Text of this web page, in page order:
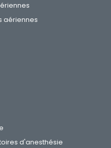
aériennes
d'anesthésie